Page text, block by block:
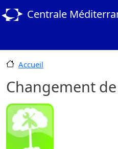
Centrale
Accueil
Changement